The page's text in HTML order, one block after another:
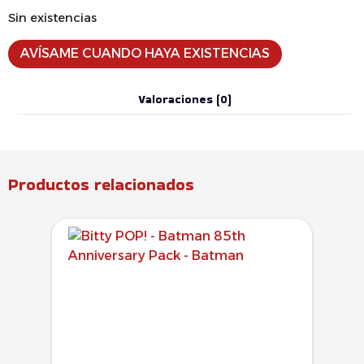
Sin existencias
AVÍSAME CUANDO HAYA EXISTENCIAS
Valoraciones (0)
Productos relacionados